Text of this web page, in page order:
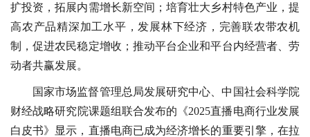
扩投资，拓展内需增长新空间；培育壮大乡村特色产业，提
高农产品精深加工水平，发展林下经济，完善联农带农机
制，促进农民稳定增收；推动平台企业和平台内经营者、劳
动者共赢发展。
国家市场监督管理总局发展研究中心、中国社会科学院
财经战略研究院课题组联合发布的《2025直播电商行业发展
白皮书》显示，直播电商已成为经济增长的重要引擎，在拉